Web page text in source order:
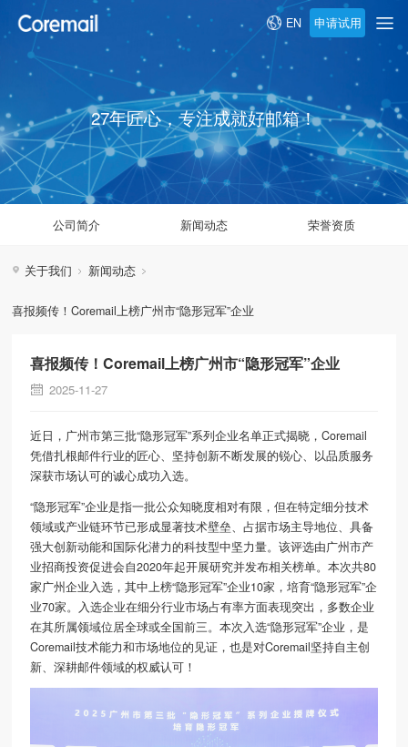
EN 申请试用
27年匠心，专注成就好邮箱！
公司简介 新闻动态 荣誉资质
关于我们 新闻动态
喜报频传！Coremail上榜广州市“隐形冠军”企业
喜报频传！Coremail上榜广州市“隐形冠军”企业
2025-11-27
近日，广州市第三批“隐形冠军”系列企业名单正式揭晓，Coremail
凭借扎根邮件行业的匠心、坚持创新不断发展的锐心、以品质服务
深获市场认可的诚心成功入选。
“隐形冠军”企业是指一批公众知晓度相对有限，但在特定细分技术
领域或产业链环节已形成显著技术壁垒、占据市场主导地位、具备
强大创新动能和国际化潜力的科技型中坚力量。该评选由广州市产
业招商投资促进会自2020年起开展研究并发布相关榜单。本次共80
家广州企业入选，其中上榜“隐形冠军”企业10家，培育“隐形冠军”企
业70家。入选企业在细分行业市场占有率方面表现突出，多数企业
在其所属领域位居全球或全国前三。本次入选“隐形冠军”企业，是
Coremail技术能力和市场地位的见证，也是对Coremail坚持自主创
新、深耕邮件领域的权威认可！